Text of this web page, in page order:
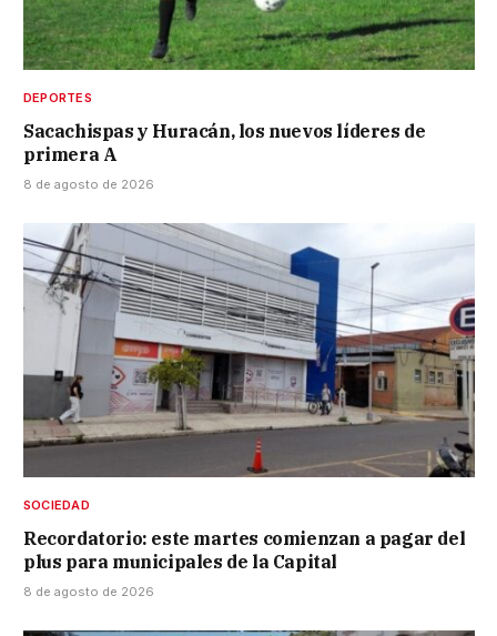
DEPORTES
Sacachispas y Huracán, los nuevos líderes de
primera A
8 de agosto de 2026
SOCIEDAD
Recordatorio: este martes comienzan a pagar del
plus para municipales de la Capital
8 de agosto de 2026